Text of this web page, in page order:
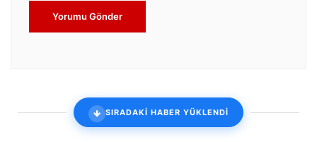
Yorumu Gönder
SIRADAKİ HABER YÜKLENDİ